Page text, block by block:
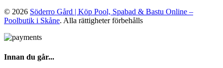
© 2026 Söderro Gård | Köp Pool, Spabad & Bastu Online –
Poolbutik i Skåne. Alla rättigheter förbehålls
Innan du går...